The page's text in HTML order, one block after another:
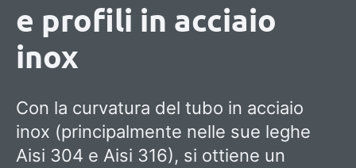
e profili in acciaio
inox
Con la curvatura del tubo in acciaio
inox (principalmente nelle sue leghe
Aisi 304 e Aisi 316), si ottiene un